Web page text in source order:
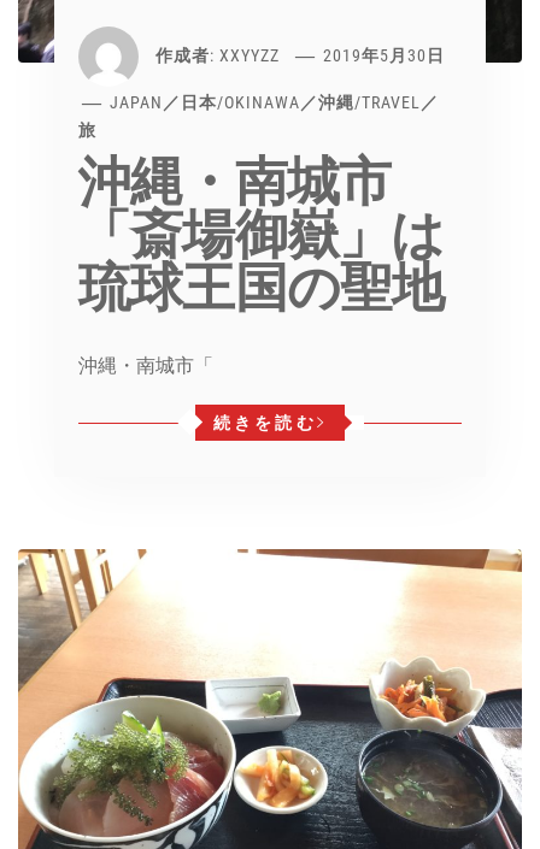
作成者: XXYYZZ 2019年5月30日
JAPAN／日本/OKINAWA／沖縄/TRAVEL／
旅
沖縄・南城市
「斎場御嶽」は
琉球王国の聖地
沖縄・南城市「
続きを読む